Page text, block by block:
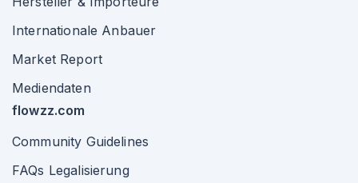
Internationale Anbauer
Market Report
Mediendaten
flowzz.com
Community Guidelines
FAQs Legalisierung